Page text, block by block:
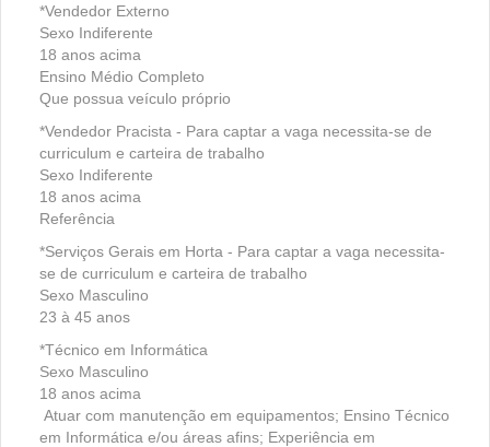
*Vendedor Externo
Sexo Indiferente
18 anos acima
Ensino Médio Completo
Que possua veículo próprio
*Vendedor Pracista - Para captar a vaga necessita-se de
curriculum e carteira de trabalho
Sexo Indiferente
18 anos acima
Referência
*Serviços Gerais em Horta - Para captar a vaga necessita-
se de curriculum e carteira de trabalho
Sexo Masculino
23 à 45 anos
*Técnico em Informática
Sexo Masculino
18 anos acima
Atuar com manutenção em equipamentos; Ensino Técnico
em Informática e/ou áreas afins; Experiência em